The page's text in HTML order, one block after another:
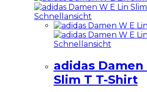
Schnellansicht
Schnellansicht
adidas Damen
Slim T T-Shirt